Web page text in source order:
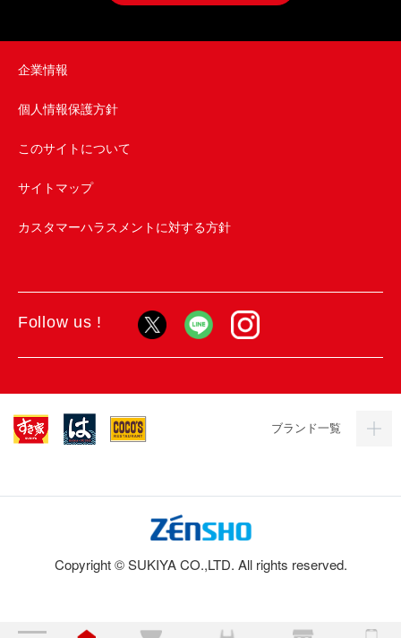
企業情報
個人情報保護方針
このサイトについて
サイトマップ
カスタマーハラスメントに対する方針
Follow us !
ブランド一覧
Copyright © SUKIYA CO.,LTD. All rights reserved.